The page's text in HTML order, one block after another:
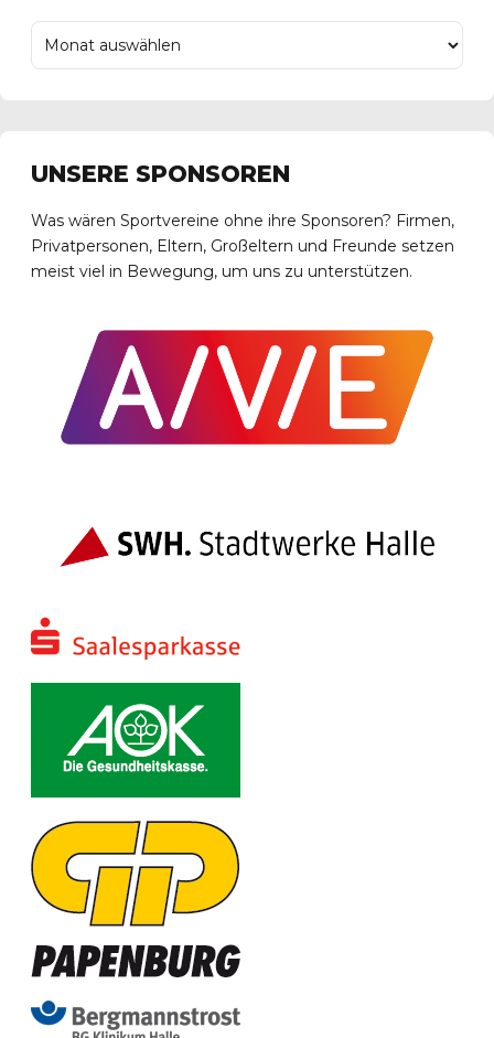
UNSERE SPONSOREN
Was wären Sportvereine ohne ihre Sponsoren? Firmen,
Privatpersonen, Eltern, Großeltern und Freunde setzen
meist viel in Bewegung, um uns zu unterstützen.